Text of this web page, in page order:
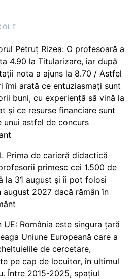
Petruț Rizea: O profesoară a
4.90 la Titularizare, iar după
nota a ajuns la 8.70 / Astfel
îmi arată ce entuziasmați sunt
buni, cu experiență să vină la
și ce resurse financiare sunt
unui astfel de concurs
Prima de carieră didactică
primesc cei 1.500 de
la 31 august și îi pot folosi
august 2027 dacă rămân în
UE: România este singura țară
Uniune Europeană care a
de cercetare,
pe cap de locuitor, în ultimul
Între 2015-2025, spațiul